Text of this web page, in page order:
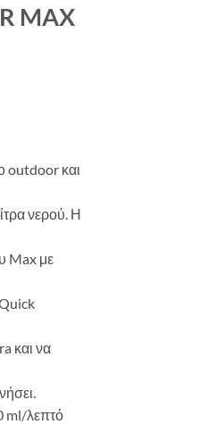
MAX
outdoor και
νερού. Η
Max με
και να
ml/λεπτό